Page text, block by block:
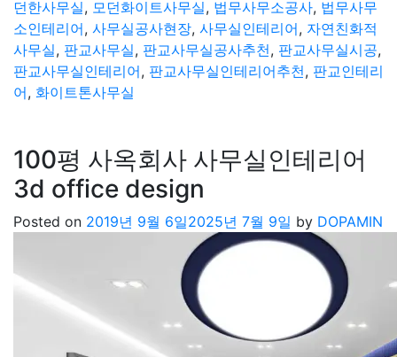
던한사무실, 모던화이트사무실, 법무사무소공사, 법무사무
소인테리어, 사무실공사현장, 사무실인테리어, 자연친화적
사무실, 판교사무실, 판교사무실공사추천, 판교사무실시공,
판교사무실인테리어, 판교사무실인테리어추천, 판교인테리
어, 화이트톤사무실
100평 사옥회사 사무실인테리어
3d office design
Posted on 2019년 9월 6일2025년 7월 9일 by DOPAMIN